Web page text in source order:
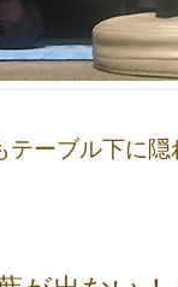
テーブル下に